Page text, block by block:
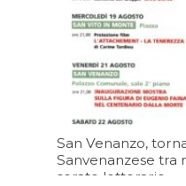
San Venanzo,
Sanvenanzese tra
serate letterarie